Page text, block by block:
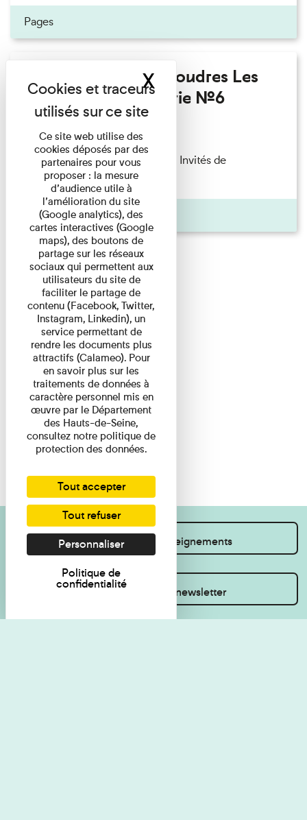
Pages
Fanny Taillandier - Foudres Les
Invités de l’Imprimerie n°6
Lecture
Fanny Taillandier – Foudres Les Invités de
l’Imprimerie n°6 Lecture ...
Pages
Je souhaite des renseignements
Inscrivez-vous à la newsletter
Ce site web utilise des
cookies déposés par des
partenaires pour vous
proposer : la mesure
d’audience utile à
l’amélioration du site
(Google analytics), des
cartes interactives (Google
maps), des boutons de
partage sur les réseaux
sociaux qui permettent aux
utilisateurs du site de
faciliter le partage de
contenu (Facebook, Twitter,
Instagram, Linkedin), un
service permettant de
rendre les documents plus
attractifs (Calameo). Pour
en savoir plus sur les
traitements de données à
caractère personnel mis en
œuvre par le Département
des Hauts-de-Seine,
consultez notre politique de
protection des données.
Tout accepter
Tout refuser
Personnaliser
Politique de
confidentialité
XMasquer le